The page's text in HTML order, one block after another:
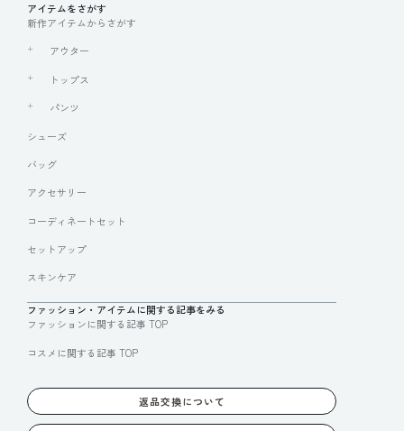
アイテムをさがす
新作アイテムからさがす
アウター
トップス
パンツ
シューズ
バッグ
アクセサリー
コーディネートセット
セットアップ
スキンケア
ファッション・アイテムに関する記事をみる
ファッションに関する記事 TOP
コスメに関する記事 TOP
返品交換について